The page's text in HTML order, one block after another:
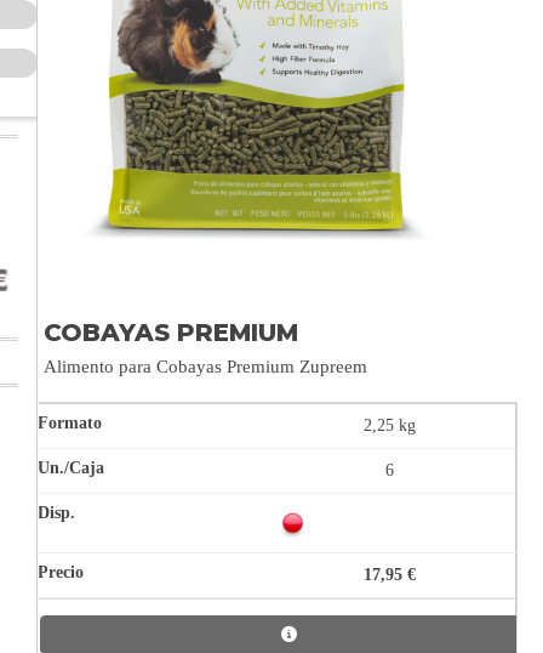
COBAYAS PREMIUM
Alimento para Cobayas Premium Zupreem
2,25 kg
6
17,95 €